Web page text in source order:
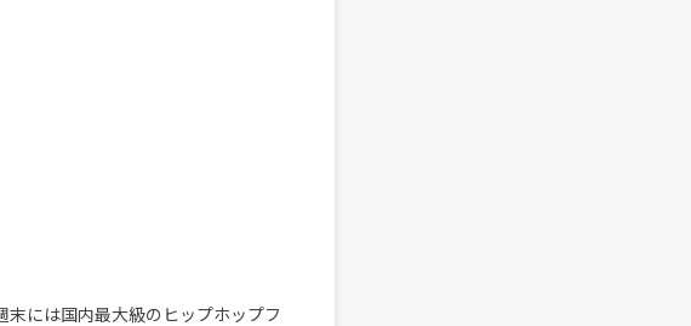
には国内最大級のヒップホップフ